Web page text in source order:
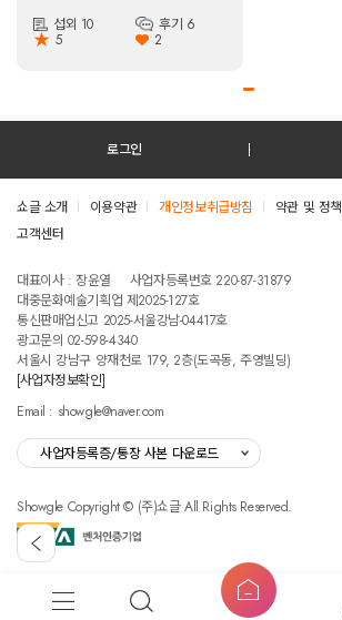
개원의 정석 방송 진행 MC
에브리뷰 방송 진행 MC
섭외 10 후기 6
★ 5 2
홈
버
튼
뒤
가
로그인
쇼글 소개 이용약관 개인정보취급방침
약관 및 정책
고객센터
대표이사 : 장윤열
사업자등록번호 220-87-31879
대중문화예술기획업 제2025-127호
통신판매업신고 2025-서울강남-04417호
광고문의 02-598-4340
서울시 강남구 양재천로 179, 2층(도곡동, 주영빌딩)
[사업자정보확인]
Email : showgle@naver.com
사업자등록증/통장 사본 다운로드
Showgle Copyright © (주)쇼글 All Rights Reserved.